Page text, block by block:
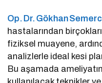
Op. Dr. Gökhan
hastalarından
fiziksel muayene,
analizlerle ideal kesi
Bu aşamada